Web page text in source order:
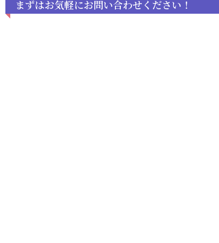
まずはお気軽にお問い合わせください！